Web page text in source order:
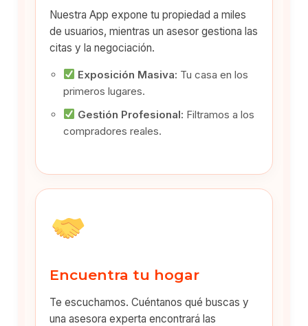
Nuestra App expone tu propiedad a miles
de usuarios, mientras un asesor gestiona las
citas y la negociación.
Exposición Masiva: Tu casa en los
primeros lugares.
Gestión Profesional: Filtramos a los
compradores reales.
Encuentra tu hogar
Te escuchamos. Cuéntanos qué buscas y
una asesora experta encontrará las